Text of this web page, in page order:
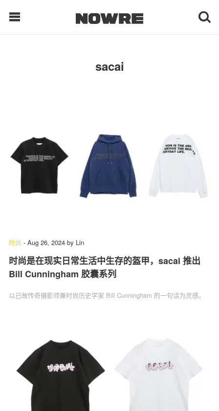
每日鲜榨
时 尚
球 鞋
关于我们
sacai
时尚 - Aug 26, 2024 by Lin
时尚是在现实日常生活中生存的盔甲，sacai 推出
Bill Cunningham 胶囊系列
以已故传奇摄影师兼时尚历史学家 Bill Cunningham 的一句话为灵感。